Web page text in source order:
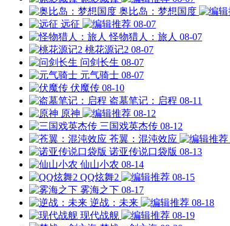
奥比岛：梦想国度
远征
08-07
怪物猎人：旅人 08-07
桃花源记2 08-07
问剑长生 08-07
元气骑士 08-07
伏魔传 08-10
盗墓笔记：启程 08-11
原神
08-12
三国戏英杰传 08-12
苍翼：混沌效应
诺亚传说口袋版 08-13
仙山小农 08-14
QQ炫舞2
08-15
雾海之下 08-17
逆战：未来
08-18
现代战舰
08-19